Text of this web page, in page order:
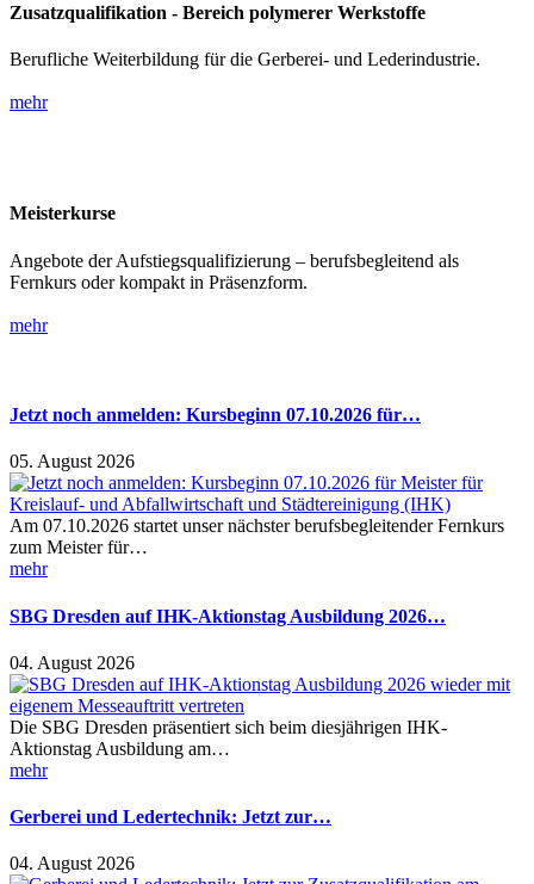
Zusatzqualifikation - Bereich polymerer Werkstoffe
Berufliche Weiterbildung für die Gerberei- und Lederindustrie.
mehr
Meisterkurse
Angebote der Aufstiegsqualifizierung – berufsbegleitend als
Fernkurs oder kompakt in Präsenzform.
mehr
Jetzt noch anmelden: Kursbeginn 07.10.2026 für…
05. August 2026
Am 07.10.2026 startet unser nächster berufsbegleitender Fernkurs
zum Meister für…
mehr
SBG Dresden auf IHK-Aktionstag Ausbildung 2026…
04. August 2026
Die SBG Dresden präsentiert sich beim diesjährigen IHK-
Aktionstag Ausbildung am…
mehr
Gerberei und Ledertechnik: Jetzt zur…
04. August 2026